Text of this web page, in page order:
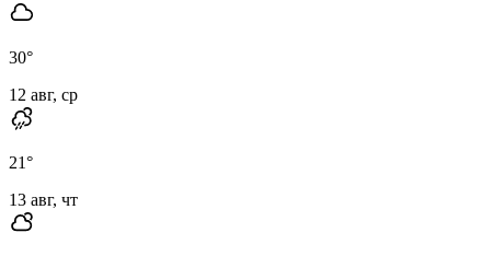
30°
12 авг, ср
21°
13 авг, чт